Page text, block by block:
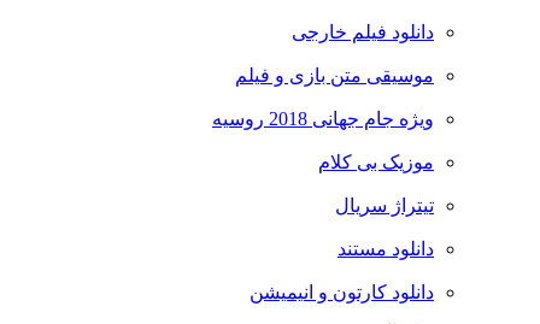
دانلود فیلم خارجی
موسیقی متن بازی و فیلم
ویژه جام جهانی 2018 روسیه
موزیک بی کلام
تیتراژ سریال
دانلود مستند
دانلود کارتون و انیمیشن